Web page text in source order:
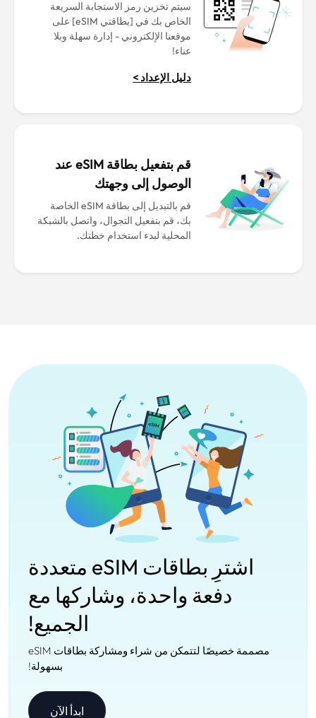
سيتم تخزين رمز الاستجابة السريعة
الخاص بك في [بطاقتي eSIM] على
موقعنا الإلكتروني - إدارة سهلة وبلا
عناء!
دليل الإعداد >
قم بتفعيل بطاقة eSIM عند
الوصول إلى وجهتك
قم بالتبديل إلى بطاقة eSIM الخاصة
بك، قم بتفعيل التجوال، واتصل بالشبكة
المحلية لبدء استخدام خطتك.
اشترِ بطاقات eSIM متعددة
دفعة واحدة، وشاركها مع
الجميع!
مصممة خصيصًا لتتمكن من شراء ومشاركة بطاقات eSIM
بسهولة!
ابدأ الآن